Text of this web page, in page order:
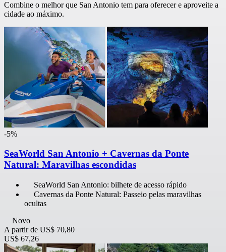
Combine o melhor que San Antonio tem para oferecer e aproveite a
cidade ao máximo.
-5%
SeaWorld San Antonio + Cavernas da Ponte
Natural: Maravilhas escondidas
SeaWorld San Antonio: bilhete de acesso rápido
Cavernas da Ponte Natural: Passeio pelas maravilhas
ocultas
Novo
A partir de US$ 70,80
US$ 67,26